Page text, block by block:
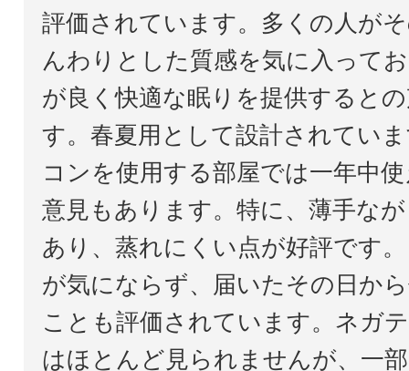
評価されています。多くの人が
んわりとした質感を気に入って
が良く快適な眠りを提供すると
す。春夏用として設計されてい
コンを使用する部屋では一年中
意見もあります。特に、薄手な
あり、蒸れにくい点が好評です
が気にならず、届いたその日か
ことも評価されています。ネガ
はほとんど見られませんが、一